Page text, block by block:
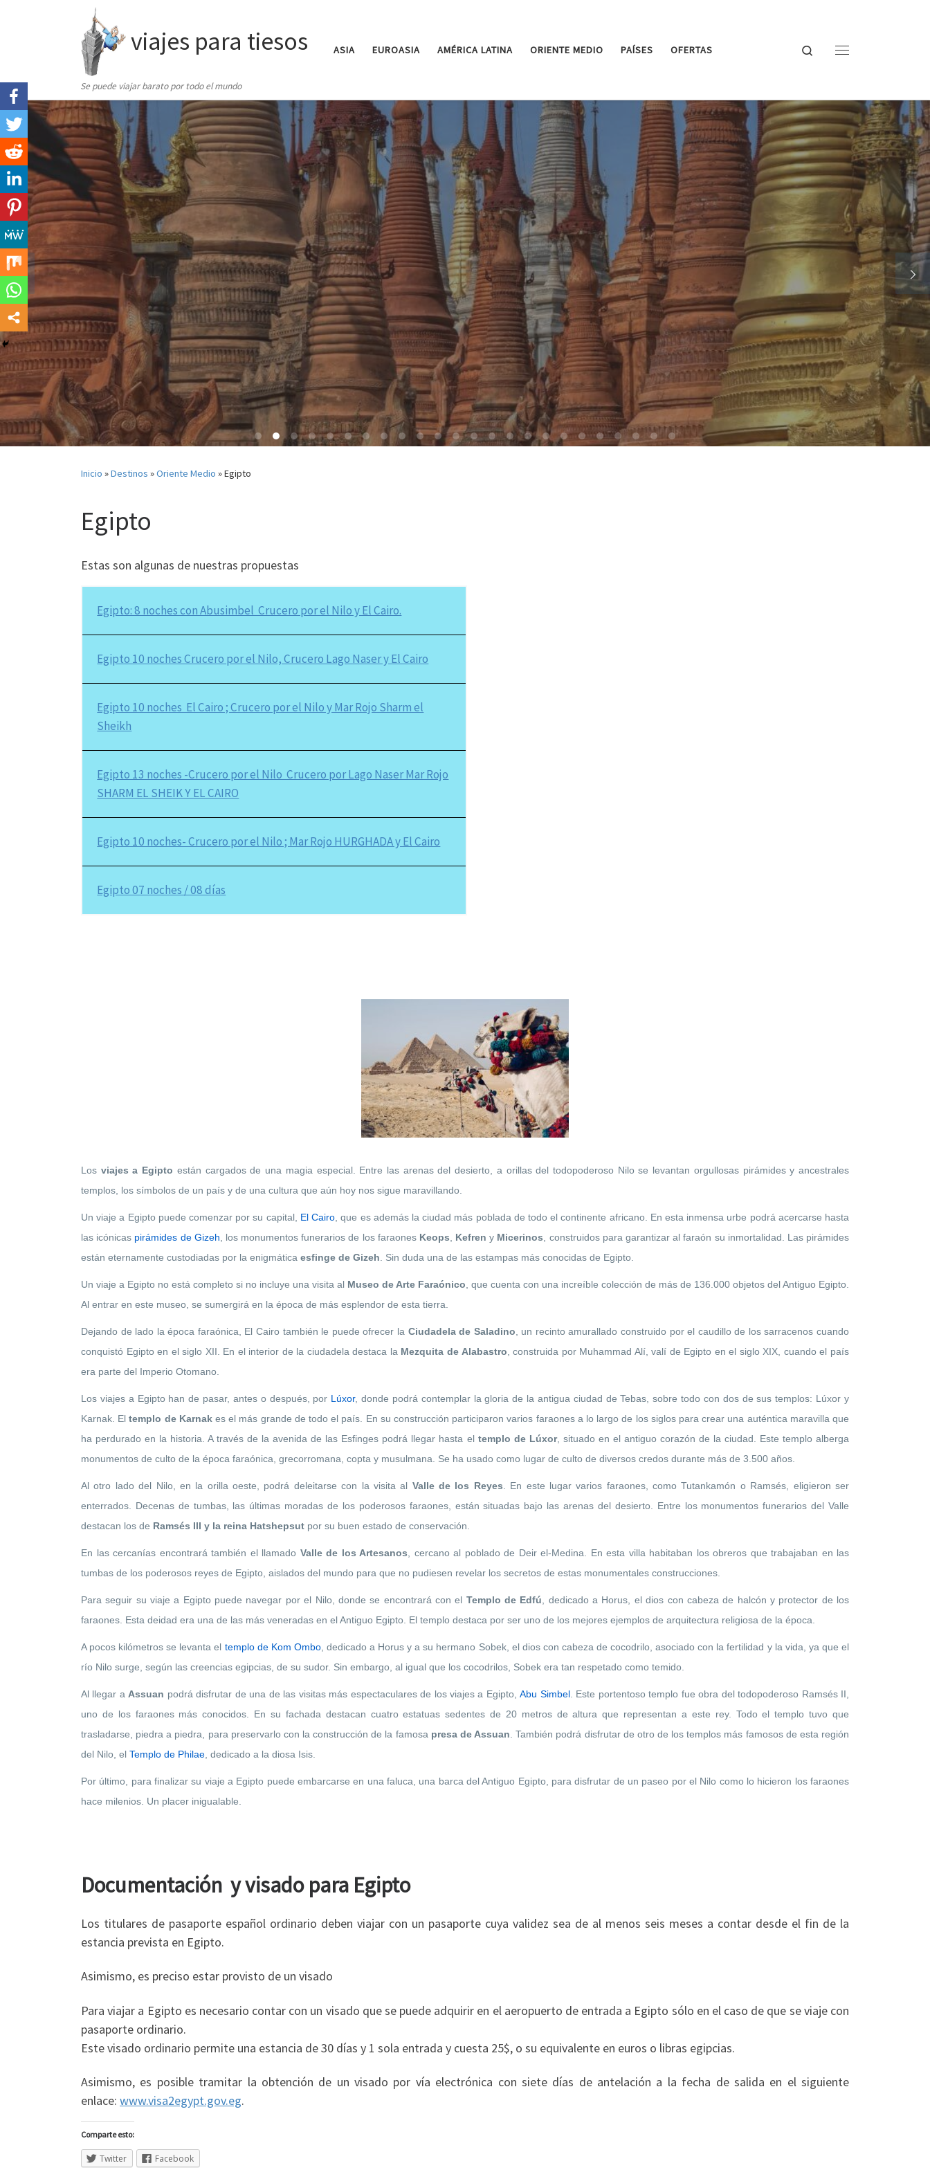
Saltar al contenido
viajes para tiesos
Se puede viajar barato por todo el mundo
ASIA EUROASIA AMÉRICA LATINA ORIENTE MEDIO PAÍSES OFERTAS
Search
Inicio »Destinos »Oriente Medio »Egipto
Egipto
Estas son algunas de nuestras propuestas
Egipto: 8 noches con Abusimbel Crucero por el Nilo y El Cairo.
Egipto 10 noches Crucero por el Nilo, Crucero Lago Naser y El Cairo
Egipto 10 noches El Cairo ; Crucero por el Nilo y Mar Rojo Sharm el
Sheikh
Egipto 13 noches -Crucero por el Nilo Crucero por Lago Naser Mar Rojo
SHARM EL SHEIK Y EL CAIRO
Egipto 10 noches- Crucero por el Nilo ; Mar Rojo HURGHADA y El Cairo
Egipto 07 noches / 08 días
Los viajes a Egipto están cargados de una magia especial. Entre las arenas del desierto, a orillas del todopoderoso Nilo se levantan orgullosas pirámides y ancestrales
templos, los símbolos de un país y de una cultura que aún hoy nos sigue maravillando.
Un viaje a Egipto puede comenzar por su capital, El Cairo , que es además la ciudad más poblada de todo el continente africano. En esta inmensa urbe podrá acercarse hasta
las icónicas pirámides de Gizeh , los monumentos funerarios de los faraones Keops Kefren y Micerinos , construidos para garantizar al faraón su inmortalidad. Las pirámides
están eternamente custodiadas por la enigmática esfinge de Gizeh . Sin duda una de las estampas más conocidas de Egipto.
Un viaje a Egipto no está completo si no incluye una visita al Museo de Arte Faraónico , que cuenta con una increíble colección de más de 136.000 objetos del Antiguo Egipto.
Al entrar en este museo, se sumergirá en la época de más esplendor de esta tierra.
Dejando de lado la época faraónica, El Cairo también le puede ofrecer la Ciudadela de Saladino , un recinto amurallado construido por el caudillo de los sarracenos cuando
conquistó Egipto en el siglo XII. En el interior de la ciudadela destaca la Mezquita de Alabastro , construida por Muhammad Alí, valí de Egipto en el siglo XIX, cuando el país
era parte del Imperio Otomano.
Los viajes a Egipto han de pasar, antes o después, por Lúxor, donde podrá contemplar la gloria de la antigua ciudad de Tebas, sobre todo con dos de sus templos: Lúxor y
Karnak. Eltemplo de Karnakes el más grande de todo el país. En su construcción participaron varios faraones a lo largo de los siglos para crear una auténtica maravilla que
ha perdurado en la historia. A través de la avenida de las Esfinges podrá llegar hasta el templo de Lúxor, situado en el antiguo corazón de la ciudad. Este templo alberga
monumentos de culto de la época faraónica, grecorromana, copta y musulmana. Se ha usado como lugar de culto de diversos credos durante más de 3.500 años.
Al otro lado del Nilo, en la orilla oeste, podrá deleitarse con la visita al Valle de los Reyes . En este lugar varios faraones, como Tutankamón o Ramsés, eligieron ser
enterrados. Decenas de tumbas, las últimas moradas de los poderosos faraones, están situadas bajo las arenas del desierto. Entre los monumentos funerarios del Valle
destacan los de Ramsés III y la reina Hatshepsut por su buen estado de conservación.
En las cercanías encontrará también el llamado Valle de los Artesanos , cercano al poblado de Deir el-Medina. En esta villa habitaban los obreros que trabajaban en las
tumbas de los poderosos reyes de Egipto, aislados del mundo para que no pudiesen revelar los secretos de estas monumentales construcciones.
Para seguir su viaje a Egipto puede navegar por el Nilo, donde se encontrará con el Templo de Edfú , dedicado a Horus, el dios con cabeza de halcón y protector de los
faraones. Esta deidad era una de las más veneradas en el Antiguo Egipto. El templo destaca por ser uno de los mejores ejemplos de arquitectura religiosa de la época.
A pocos kilómetros se levanta el templo de Kom Ombo, dedicado a Horus y a su hermano Sobek, el dios con cabeza de cocodrilo, asociado con la fertilidad y la vida, ya que el
río Nilo surge, según las creencias egipcias, de su sudor. Sin embargo, al igual que los cocodrilos, Sobek era tan respetado como temido.
Al llegar a Assuan podrá disfrutar de una de las visitas más espectaculares de los viajes a Egipto,Abu Simbel. Este portentoso templo fue obra del todopoderoso Ramsés II,
uno de los faraones más conocidos. En su fachada destacan cuatro estatuas sedentes de 20 metros de altura que representan a este rey. Todo el templo tuvo que
trasladarse, piedra a piedra, para preservarlo con la construcción de la famosa presa de Assuan . También podrá disfrutar de otro de los templos más famosos de esta región
del Nilo, el Templo de Philae , dedicado a la diosa Isis.
Por último, para finalizar su viaje a Egipto puede embarcarse en una faluca, una barca del Antiguo Egipto, para disfrutar de un paseo por el Nilo como lo hicieron los faraones
hace milenios. Un placer inigualable.
Documentación y visado para Egipto
Los titulares de pasaporte español ordinario deben viajar con un pasaporte cuya validez sea de al menos seis meses a contar desde el fin de la
estancia prevista en Egipto.
Asimismo, es preciso estar provisto de un visado
Para viajar a Egipto es necesario contar con un visado que se puede adquirir en el aeropuerto de entrada a Egipto sólo en el caso de que se viaje con
pasaporte ordinario.
Este visado ordinario permite una estancia de 30 días y 1 sola entrada y cuesta 25$, o su equivalente en euros o libras egipcias.
Asimismo, es posible tramitar la obtención de un visado por vía electrónica con siete días de antelación a la fecha de salida en el siguiente
enlace: www.visa2egypt.gov.eg.
Comparte esto:
Twitter Facebook